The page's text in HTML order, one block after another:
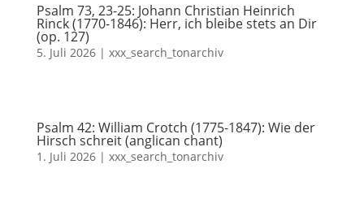
Psalm 73, 23-25: Johann Christian Heinrich
Rinck (1770-1846): Herr, ich bleibe stets an Dir
(op. 127)
5. Juli 2026| xxx_search_tonarchiv
Psalm 42: William Crotch (1775-1847): Wie der
Hirsch schreit (anglican chant)
1. Juli 2026| xxx_search_tonarchiv